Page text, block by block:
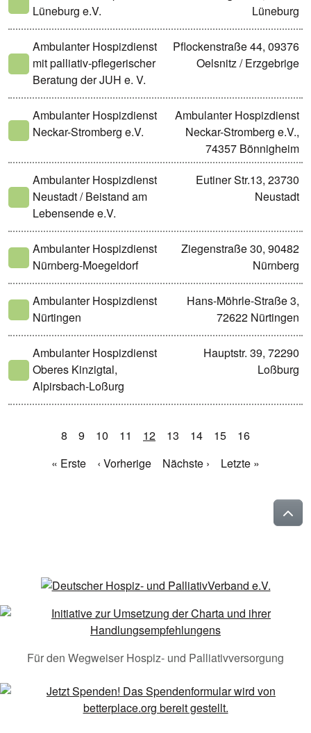
Lüneburg e.V.
Lüneburg
Ambulanter Hospizdienst
mit palliativ-pflegerischer
Beratung der JUH e. V.
Pflockenstraße 44, 09376
Oelsnitz / Erzgebrige
Ambulanter Hospizdienst
Neckar-Stromberg e.V.
Ambulanter Hospizdienst
Neckar-Stromberg e.V.,
74357 Bönnigheim
Ambulanter Hospizdienst
Neustadt / Beistand am
Lebensende e.V.
Eutiner Str.13, 23730
Neustadt
Ambulanter Hospizdienst
Nürnberg-Moegeldorf
Ziegenstraße 30, 90482
Nürnberg
Ambulanter Hospizdienst
Nürtingen
Hans-Möhrle-Straße 3,
72622 Nürtingen
Ambulanter Hospizdienst
Oberes Kinzigtal,
Alpirsbach-Loßurg
Hauptstr. 39, 72290
Loßburg
8 9 10 11 12 13 14 15
16
« Erste
‹ Vorherige Nächste › Letzte »
Für den Wegweiser Hospiz- und Palliativversorgung